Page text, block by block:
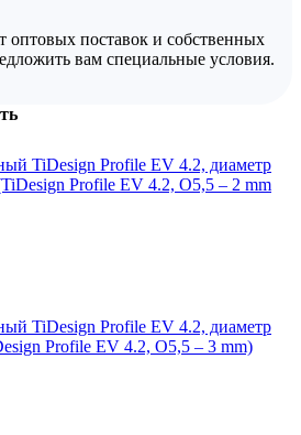
оптовых поставок и собственных
вам специальные условия.
TiDesign Profile EV 4.2, диаметр
Profile EV 4.2, O5,5 – 2 mm
TiDesign Profile EV 4.2, диаметр
Profile EV 4.2, O5,5 – 3 mm)